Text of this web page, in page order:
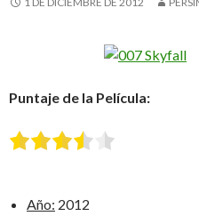
Puntaje de la Película:
Año: 2012